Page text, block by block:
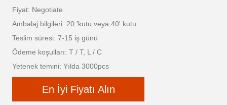
Fiyat: Negotiate
Ambalaj bilgileri: 20 'kutu veya 40' kutu
Teslim süresi: 7-15 iş günü
Ödeme koşulları: T / T, L / C
Yetenek temini: Yılda 3000pcs
En İyi Fiyatı Alın